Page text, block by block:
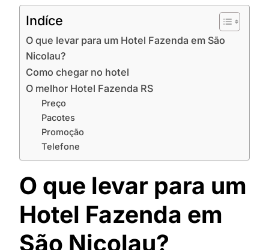
Indíce
O que levar para um Hotel Fazenda em São
Nicolau?
Como chegar no hotel
O melhor Hotel Fazenda RS
Preço
Pacotes
Promoção
Telefone
O que levar para um
Hotel Fazenda em
São Nicolau?